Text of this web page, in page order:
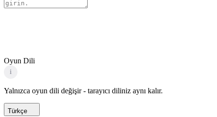
Oyun Dili
i
Yalnızca oyun dili değişir - tarayıcı diliniz aynı kalır.
Türkçe